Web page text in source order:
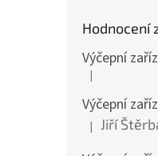
Hodnocení
Hodnocení
|
Hodnocení
| Jiří